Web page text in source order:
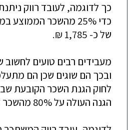
כך לדוגמה, לעובד רווק
כדי 25% מהשכר
של כ- 1,785 ₪.
מעבידים רבים טועים לחשוב
לחוק הגנת השכר הקובעת
הגנה העולה על 80% מהשכר לאחר ניכויי החובה.